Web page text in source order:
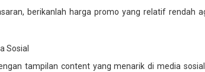
berikanlah harga promo yang relatif rendah
Sosial
tampilan content yang menarik di media